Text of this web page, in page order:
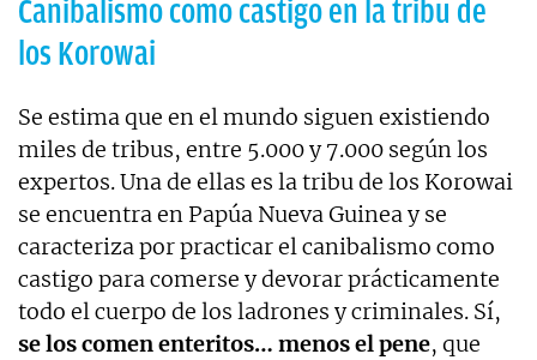
Canibalismo como castigo en la tribu de
los Korowai
Se estima que en el mundo siguen existiendo
miles de tribus, entre 5.000 y 7.000 según los
expertos. Una de ellas es la tribu de los Korowai
se encuentra en Papúa Nueva Guinea y se
caracteriza por practicar el canibalismo como
castigo para comerse y devorar prácticamente
todo el cuerpo de los ladrones y criminales. Sí,
se los comen enteritos… menos el pene, que